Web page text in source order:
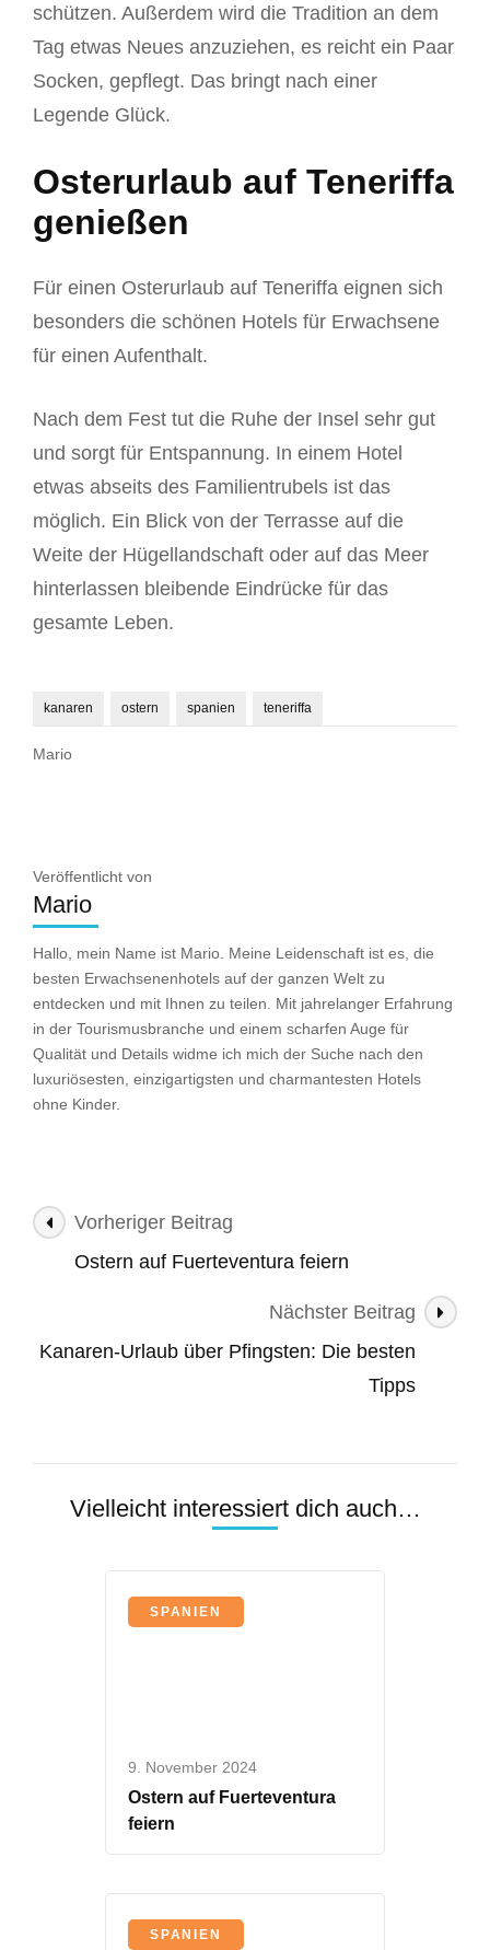
schützen. Außerdem wird die Tradition an dem
Tag etwas Neues anzuziehen, es reicht ein Paar
Socken, gepflegt. Das bringt nach einer
Legende Glück.
Osterurlaub auf Teneriffa
genießen
Für einen Osterurlaub auf Teneriffa eignen sich
besonders die schönen Hotels für Erwachsene
für einen Aufenthalt.
Nach dem Fest tut die Ruhe der Insel sehr gut
und sorgt für Entspannung. In einem Hotel
etwas abseits des Familientrubels ist das
möglich. Ein Blick von der Terrasse auf die
Weite der Hügellandschaft oder auf das Meer
hinterlassen bleibende Eindrücke für das
gesamte Leben.
kanaren ostern spanien teneriffa
Mario
Veröffentlicht von
Mario
Hallo, mein Name ist Mario. Meine Leidenschaft ist es, die
besten Erwachsenenhotels auf der ganzen Welt zu
entdecken und mit Ihnen zu teilen. Mit jahrelanger Erfahrung
in der Tourismusbranche und einem scharfen Auge für
Qualität und Details widme ich mich der Suche nach den
luxuriösesten, einzigartigsten und charmantesten Hotels
ohne Kinder.
Beitragsnavigation
Vorheriger Beitrag
Ostern auf Fuerteventura feiern
Nächster Beitrag
Kanaren-Urlaub über Pfingsten: Die besten
Tipps
Vielleicht interessiert dich auch…
SPANIEN
9. November 2024
Ostern auf Fuerteventura
feiern
SPANIEN